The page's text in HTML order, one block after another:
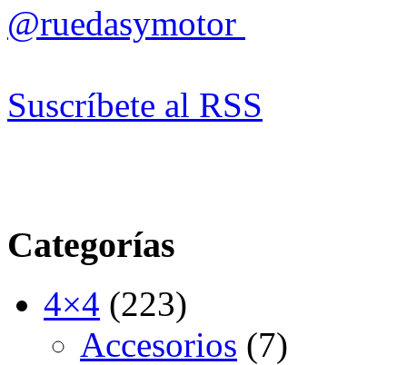
@ruedasymotor
Suscríbete al RSS
Categorías
4×4 (223)
Accesorios (7)